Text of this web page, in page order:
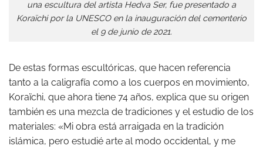
una escultura del artista Hedva Ser, fue presentado a
Koraïchi por la UNESCO en la inauguración del cementerio
el 9 de junio de 2021.
De estas formas escultóricas, que hacen referencia
tanto a la caligrafía como a los cuerpos en movimiento,
Koraïchi, que ahora tiene 74 años, explica que su origen
también es una mezcla de tradiciones y el estudio de los
materiales: «Mi obra está arraigada en la tradición
islámica, pero estudié arte al modo occidental, y me